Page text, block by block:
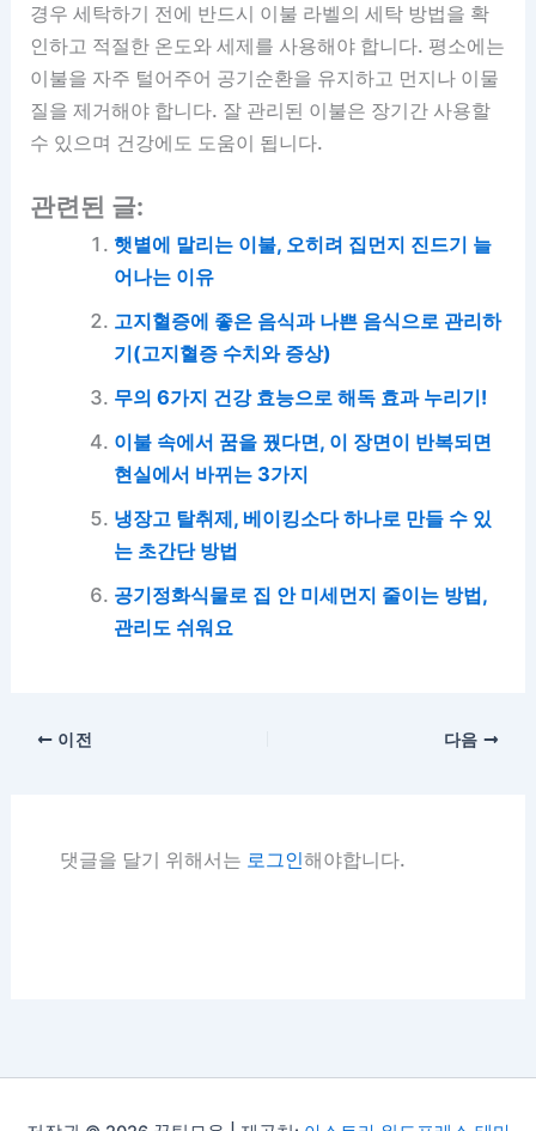
경우 세탁하기 전에 반드시 이불 라벨의 세탁 방법을 확
인하고 적절한 온도와 세제를 사용해야 합니다. 평소에는
이불을 자주 털어주어 공기순환을 유지하고 먼지나 이물
질을 제거해야 합니다. 잘 관리된 이불은 장기간 사용할
수 있으며 건강에도 도움이 됩니다.
관련된 글:
햇볕에 말리는 이불, 오히려 집먼지 진드기 늘
어나는 이유
고지혈증에 좋은 음식과 나쁜 음식으로 관리하
기(고지혈증 수치와 증상)
무의 6가지 건강 효능으로 해독 효과 누리기!
이불 속에서 꿈을 꿨다면, 이 장면이 반복되면
현실에서 바뀌는 3가지
냉장고 탈취제, 베이킹소다 하나로 만들 수 있
는 초간단 방법
공기정화식물로 집 안 미세먼지 줄이는 방법,
관리도 쉬워요
이전 다음
댓글을 달기 위해서는 로그인해야합니다.